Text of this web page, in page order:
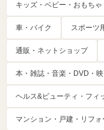
キッズ・ベビー・おもちゃ
車・バイク スポーツ
通販・ネットショップ
本・雑誌・音楽・DVD・
ヘルス&ビューティ・フィ
マンション・戸建・リフ